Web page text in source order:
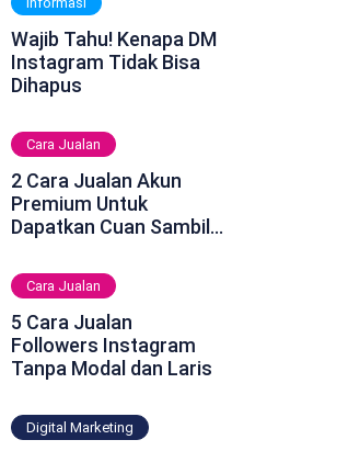
Wajib Tahu! Kenapa DM
Instagram Tidak Bisa
Dihapus
Cara Jualan
2 Cara Jualan Akun
Premium Untuk
Dapatkan Cuan Sambil
Cara Jualan
5 Cara Jualan
Followers Instagram
Tanpa Modal dan Laris
Digital Marketing